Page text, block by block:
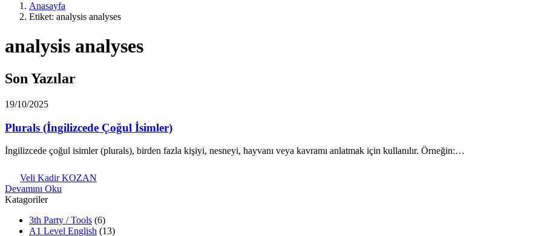
Anasayfa
Etiket: analysis analyses
analysis analyses
Son Yazılar
19/10/2025
Plurals (İngilizcede Çoğul İsimler)
İngilizcede çoğul isimler (plurals), birden fazla kişiyi, nesneyi, hayvanı veya kavramı anlatmak için kullanılır. Örneğin:…
Veli Kadir KOZAN
Devamını Oku
Katagoriler
3th Party / Tools (6)
A1 Level English (13)